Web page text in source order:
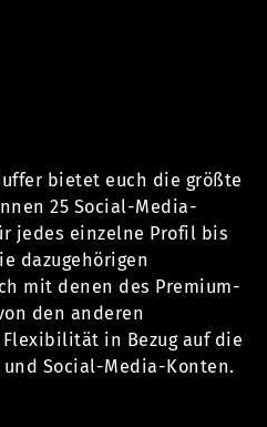
bietet euch die größte
25 Social-Media-
jedes einzelne Profil bis
dazugehörigen
mit denen des Premium-
den anderen
in Bezug auf die
Social-Media-Konten.